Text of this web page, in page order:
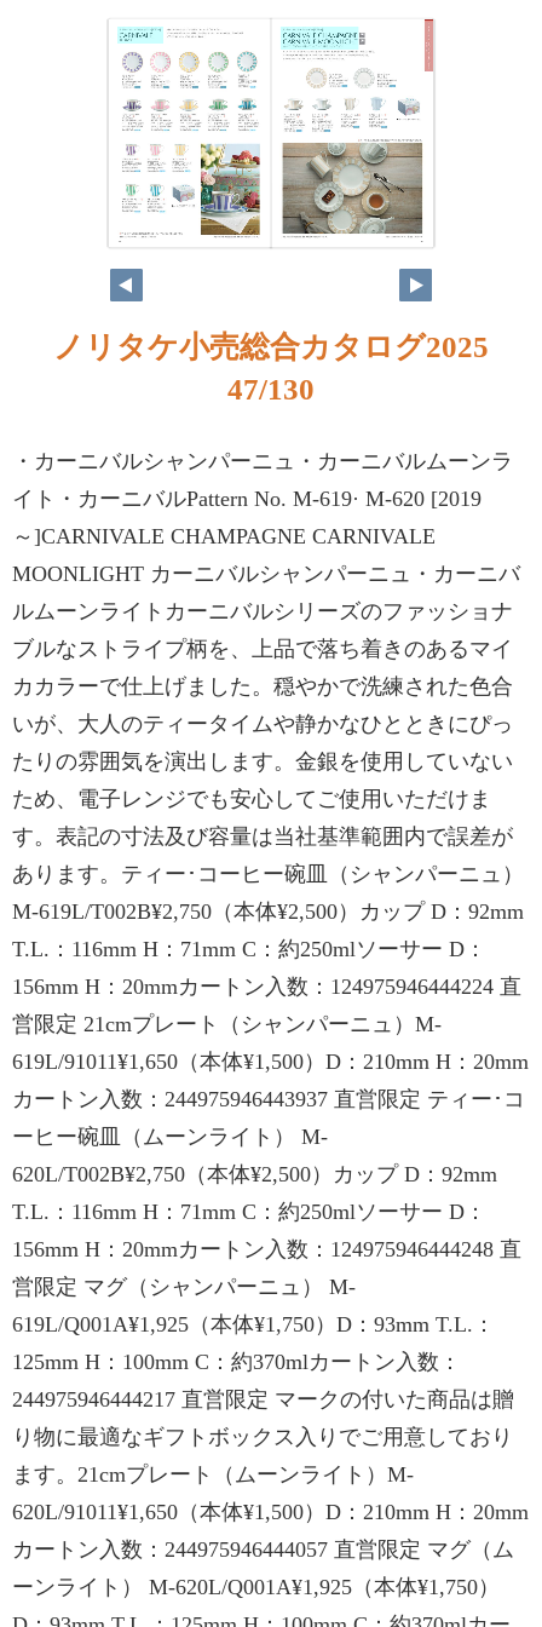
ノリタケ小売総合カタログ2025
47/130
・カーニバルシャンパーニュ・カーニバルムーンラ
イト・カーニバルPattern No. M-619· M-620 [2019
～]CARNIVALE CHAMPAGNE CARNIVALE
MOONLIGHT カーニバルシャンパーニュ・カーニバ
ルムーンライトカーニバルシリーズのファッショナ
ブルなストライプ柄を、上品で落ち着きのあるマイ
カカラーで仕上げました。穏やかで洗練された色合
いが、大人のティータイムや静かなひとときにぴっ
たりの雰囲気を演出します。金銀を使用していない
ため、電子レンジでも安心してご使用いただけま
す。表記の寸法及び容量は当社基準範囲内で誤差が
あります。ティー･コーヒー碗皿（シャンパーニュ）
M-619L/T002B¥2,750（本体¥2,500）カップ D：92mm
T.L.：116mm H：71mm C：約250mlソーサー D：
156mm H：20mmカートン入数：124975946444224 直
営限定 21cmプレート（シャンパーニュ）M-
619L/91011¥1,650（本体¥1,500）D：210mm H：20mm
カートン入数：244975946443937 直営限定 ティー･コ
ーヒー碗皿（ムーンライト） M-
620L/T002B¥2,750（本体¥2,500）カップ D：92mm
T.L.：116mm H：71mm C：約250mlソーサー D：
156mm H：20mmカートン入数：124975946444248 直
営限定 マグ（シャンパーニュ） M-
619L/Q001A¥1,925（本体¥1,750）D：93mm T.L.：
125mm H：100mm C：約370mlカートン入数：
244975946444217 直営限定 マークの付いた商品は贈
り物に最適なギフトボックス入りでご用意しており
ます。21cmプレート（ムーンライト）M-
620L/91011¥1,650（本体¥1,500）D：210mm H：20mm
カートン入数：244975946444057 直営限定 マグ（ム
ーンライト） M-620L/Q001A¥1,925（本体¥1,750）